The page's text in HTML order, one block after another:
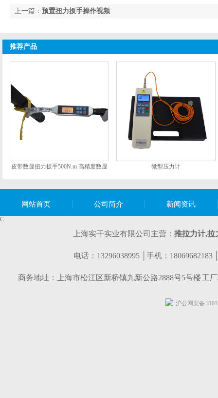
上一篇： 预置扭力扳手操作视频
推荐产品
皮带数显扭力扳手500N.m 高精度数显
微型压力计
网站首页 公司简介 新闻资讯
C
上海实干实业有限公司主营： 推拉力计,拉
电话：13296038995 │手机：
商务地址：上海市松江区新桥镇九新公路2888号5号楼 工
沪公网安备